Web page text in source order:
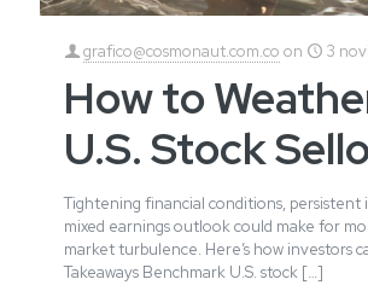
grafico@cosmonaut.com.co on 3
How to
U.S. Stock
Tightening financial conditions, persistent
mixed earnings outlook could make for
market turbulence. Here’s how investors
Takeaways Benchmark U.S. stock […]